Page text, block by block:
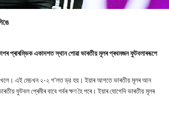
প্ৰাৰম্ভিক একাদশত স্থান পোৱা ভাৰতীয় মূলৰ প্ৰথমজন ফুটবলাৰৰূপে
খেলে। এই মেচখন ২-২ গ'লত ড্র হয়। ইয়াৰ আগতে ভাৰতীয় মূলৰ আন
ফুটবল প্ৰেমীৰ বাবে গৰ্বৰ ক্ষণ হৈ পৰে। ইয়াৰ যোগেদি ভাৰতীয় মূলৰ